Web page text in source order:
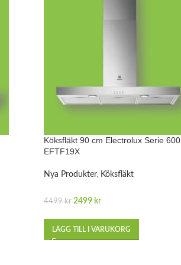
Köksfläkt 90 cm Electrolux Serie 600
EFTF19X
Nya Produkter, Köksfläkt
4499kr 2499 kr
LÄGG TILL I VARUKORG